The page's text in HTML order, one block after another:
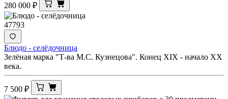
280 000 ₽
47793
Блюдо - селёдочница
Зелёная марка "Т-ва М.С. Кузнецова". Конец XIX - начало ХХ
века.
7 500 ₽